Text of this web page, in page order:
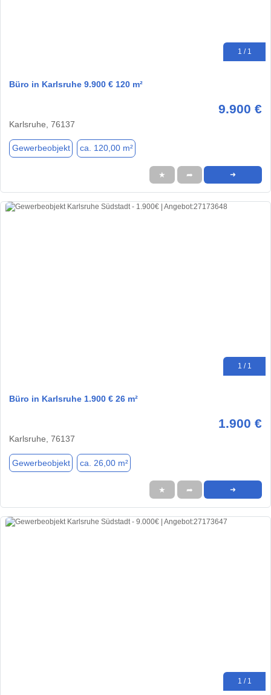
1 / 1
Büro in Karlsruhe 9.900 € 120 m²
9.900 €
Karlsruhe, 76137
Gewerbeobjekt ca. 120,00 m²
★ ➦ ➜
1 / 1
Büro in Karlsruhe 1.900 € 26 m²
1.900 €
Karlsruhe, 76137
Gewerbeobjekt ca. 26,00 m²
★ ➦ ➜
1 / 1